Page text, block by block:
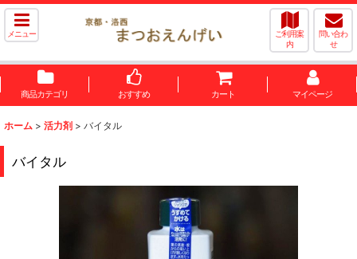
メニュー
ご利用案
内
問い合わ
せ
商品カテゴリ おすすめ カート マイページ
ホーム > 活力剤 > バイタル
バイタル